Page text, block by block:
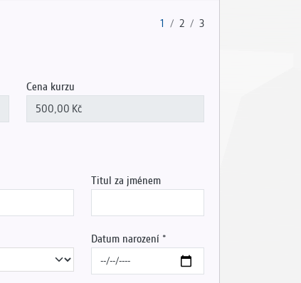
1 2 3
Cena kurzu
Titul za jménem
Datum narození